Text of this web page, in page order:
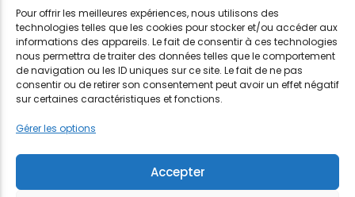
Pour offrir les meilleures expériences, nous utilisons des
technologies telles que les cookies pour stocker et/ou accéder aux
informations des appareils. Le fait de consentir à ces technologies
nous permettra de traiter des données telles que le comportement
de navigation ou les ID uniques sur ce site. Le fait de ne pas
consentir ou de retirer son consentement peut avoir un effet négatif
sur certaines caractéristiques et fonctions.
Gérer les options
Accepter
Contact
DJ LITTLE NEMO
CONFIDENTIALITÉ